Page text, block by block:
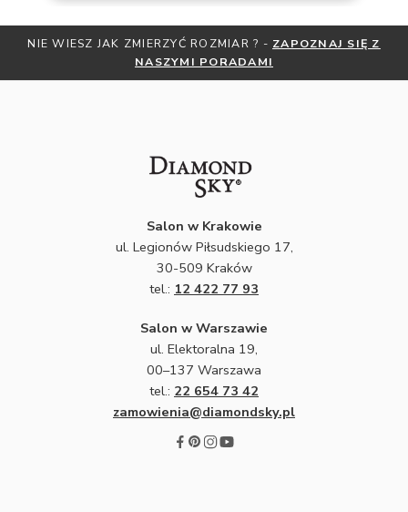
NIE WIESZ JAK ZMIERZYĆ ROZMIAR ? - ZAPOZNAJ SIĘ Z
NASZYMI PORADAMI
Salon w Krakowie
ul. Legionów Piłsudskiego 17,
30-509 Kraków
tel.: 12 422 77 93
Salon w Warszawie
ul. Elektoralna 19,
00–137 Warszawa
tel.: 22 654 73 42
zamowienia@diamondsky.pl